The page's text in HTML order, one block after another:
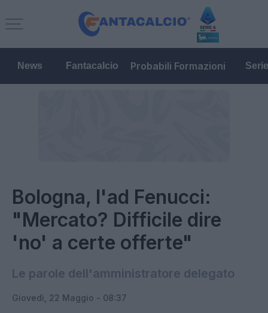
News Fantacalcio Probabili Formazioni
Bologna, l'ad Fenucci:
"Mercato? Difficile dire
'no' a certe offerte"
Le parole dell'amministratore delegato
Giovedì, 22 Maggio - 08:37